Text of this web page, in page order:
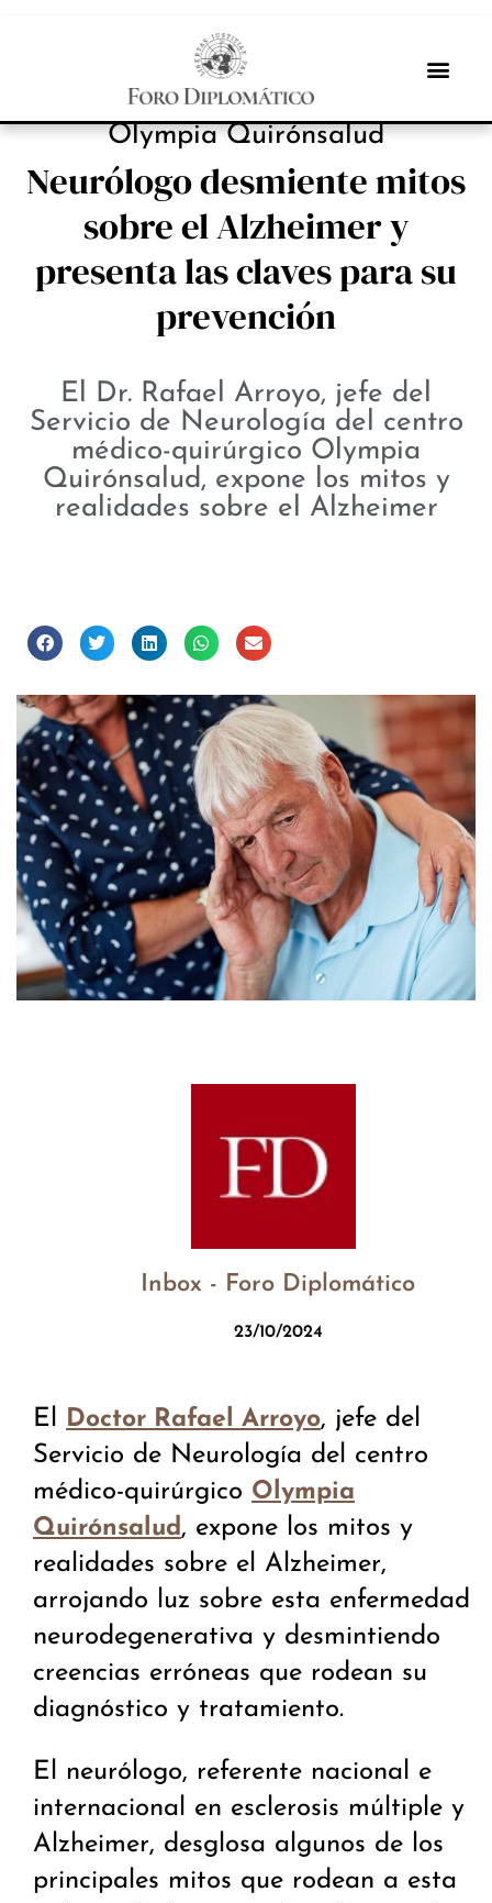
INBOX INTERNACIONAL
Olympia Quirónsalud
Neurólogo desmiente mitos
sobre el Alzheimer y
presenta las claves para su
prevención
El Dr. Rafael Arroyo, jefe del
Servicio de Neurología del centro
médico-quirúrgico Olympia
Quirónsalud, expone los mitos y
realidades sobre el Alzheimer
Inbox - Foro Diplomático
23/10/2024
El Doctor Rafael Arroyo, jefe del
Servicio de Neurología del centro
médico-quirúrgico Olympia
Quirónsalud, expone los mitos y
realidades sobre el Alzheimer,
arrojando luz sobre esta enfermedad
neurodegenerativa y desmintiendo
creencias erróneas que rodean su
diagnóstico y tratamiento.
El neurólogo, referente nacional e
internacional en esclerosis múltiple y
Alzheimer, desglosa algunos de los
principales mitos que rodean a esta